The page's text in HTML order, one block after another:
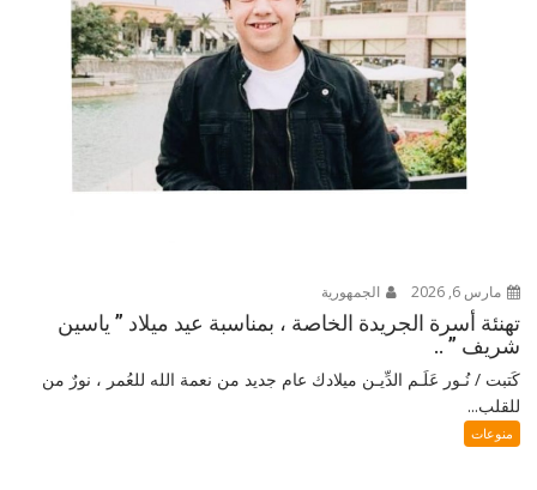
مارس 6, 2026 الجمهورية
تهنئة أسرة الجريدة الخاصة ، بمناسبة عيد ميلاد ” ياسين
شريف ” ..
كَتبت / نُـور عَلَـم الدِّيـن ميلادك عام جديد من نعمة الله للعُمر ، نورٌ من
للقلب...
منوعات